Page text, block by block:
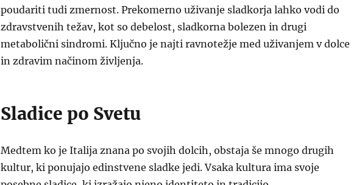
poudariti tudi zmernost. Prekomerno uživanje sladkorja lahko vodi do
zdravstvenih težav, kot so debelost, sladkorna bolezen in drugi
metabolični sindromi. Ključno je najti ravnotežje med uživanjem v dolce
in zdravim načinom življenja.
Sladice po Svetu
Medtem ko je Italija znana po svojih dolcih, obstaja še mnogo drugih
kultur, ki ponujajo edinstvene sladke jedi. Vsaka kultura ima svoje